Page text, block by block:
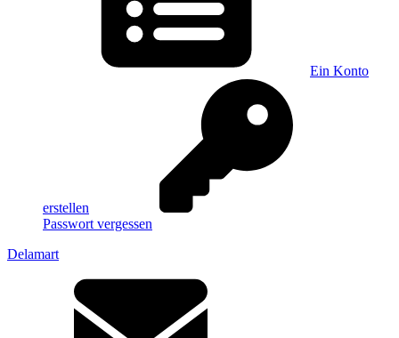
Ein Konto
erstellen
Passwort vergessen
Delamart